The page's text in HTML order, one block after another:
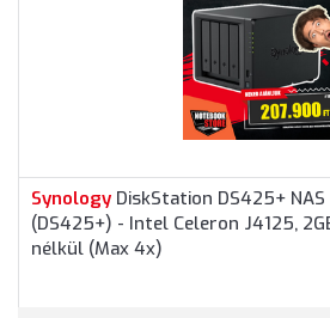
Synology DiskStation DS425+
(DS425+) - Intel Celeron J4125,
nélkül (Max 4x)